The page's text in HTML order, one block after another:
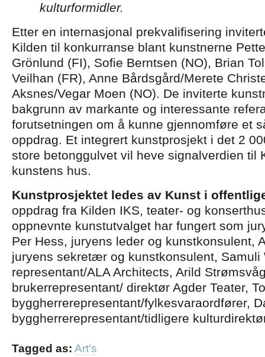
kulturformidler.
Etter en internasjonal prekvalifisering
Kilden til konkurranse blant kunstnerne
Grönlund (FI), Sofie Berntsen (NO), Brian
Veilhan (FR), Anne Bårdsgård/Merete
Aksnes/Vegar Moen (NO). De inviterte
bakgrunn av markante og interessante
forutsetningen om å kunne gjennomføre et
oppdrag. Et integrert kunstprosjekt i det 2
store betonggulvet vil heve signalverdien til
kunstens hus.
Kunstprosjektet ledes av Kunst i
oppdrag fra Kilden IKS, teater- og
oppnevnte kunstutvalget har fungert som
Per Hess, juryens leder og kunstkonsulent,
juryens sekretær og kunstkonsulent, Samuli
representant/ALA Architects, Arild
brukerrepresentant/ direktør Agder Teater,
byggherrerepresentant/fylkesvaraordfører,
byggherrerepresentant/tidligere
Tagged as: Art's